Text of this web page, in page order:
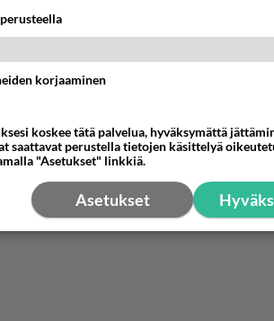
korjaaminen
koskee tätä palvelua, hyväksymättä
saattavat perustella tietojen käsittelyä
"Asetukset" linkkiä.
Asetukset